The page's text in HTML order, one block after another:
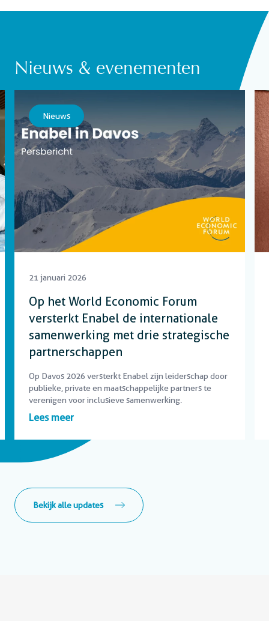
Nieuws & evenementen
Nieuws
21 januari 2026
Op het World Economic Forum
versterkt Enabel de internationale
samenwerking met drie strategische
partnerschappen
Op Davos 2026 versterkt Enabel zijn leiderschap door
publieke, private en maatschappelijke partners te
verenigen voor inclusieve samenwerking.
Lees meer
Bekijk alle updates